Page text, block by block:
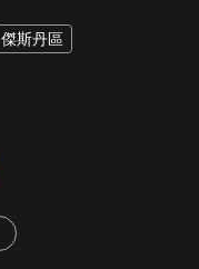
傑斯丹區